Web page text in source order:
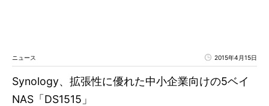
ニュース 2015年4月15日
Synology、拡張性に優れた中小企業向けの5ベイ
NAS「DS1515」